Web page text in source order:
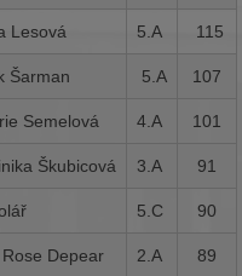
Lesová 5.A 115
Šarman 5.A 107
Semelová 4.A 101
Škubicová 3.A 91
5.C 90
Depear
2.A
89